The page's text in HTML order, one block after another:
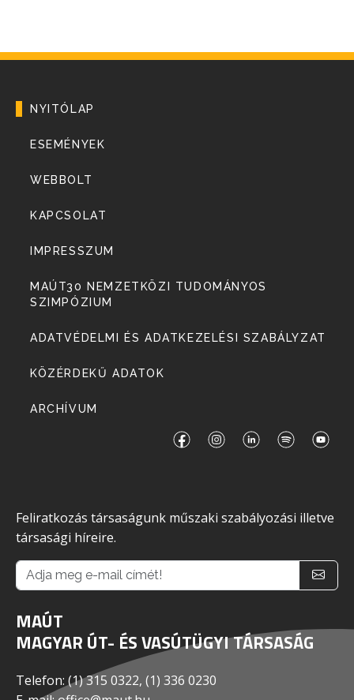
NYITÓLAP
ESEMÉNYEK
WEBBOLT
KAPCSOLAT
IMPRESSZUM
MAÚT30 NEMZETKÖZI TUDOMÁNYOS
SZIMPÓZIUM
ADATVÉDELMI ÉS ADATKEZELÉSI SZABÁLYZAT
KÖZÉRDEKŰ ADATOK
ARCHÍVUM
Feliratkozás társaságunk műszaki szabályozási illetve
társasági híreire.
MAÚT
MAGYAR ÚT- ÉS VASÚTÜGYI TÁRSASÁG
Telefon: (1) 315 0322, (1) 336 0230